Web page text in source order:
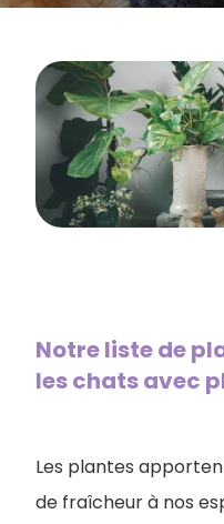
Notre liste de
les chats avec
Les plantes
de fraîcheur à nos